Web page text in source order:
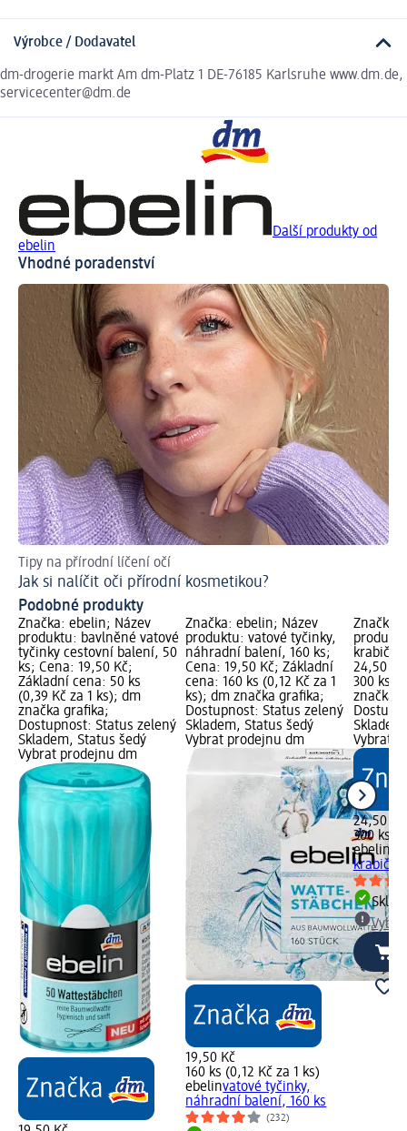
Výrobce / Dodavatel
dm-drogerie markt Am dm-Platz 1 DE-76185 Karlsruhe www.dm.de,
servicecenter@dm.de
Další produkty od
ebelin
Vhodné poradenství
Tipy na přírodní líčení očí
Jak si nalíčit oči přírodní kosmetikou?
Podobné produkty
Značka: ebelin; Název
produktu: bavlněné vatové
tyčinky cestovní balení, 50
ks; Cena: 19,50 Kč;
Základní cena: 50 ks
(0,39 Kč za 1 ks); dm
značka grafika;
Dostupnost: Status zelený
Skladem, Status šedý
Vybrat prodejnu dm
Značka: ebelin; Název
produktu: vatové tyčinky,
náhradní balení, 160 ks;
Cena: 19,50 Kč; Základní
cena: 160 ks (0,12 Kč za 1
ks); dm značka grafika;
Dostupnost: Status zelený
Skladem, Status šedý
Vybrat prodejnu dm
19,50 Kč
160 ks (0,12 Kč za 1 ks)
ebelinvatové tyčinky,
náhradní balení, 160 ks
(232)
Značka:
24,50
300 ks
značka
Vybrat
24,50 Kč
300 ks
ebelin